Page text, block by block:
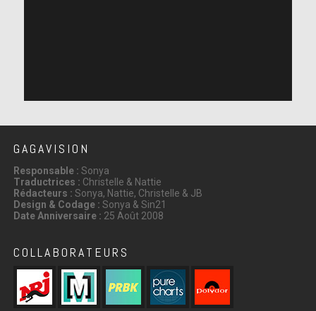
GAGAVISION
Responsable : Sonya
Traductrices : Christelle & Nattie
Rédacteurs : Sonya, Nattie, Christelle & JB
Design & Codage : Sonya & Sin21
Date Anniversaire : 25 Août 2008
COLLABORATEURS